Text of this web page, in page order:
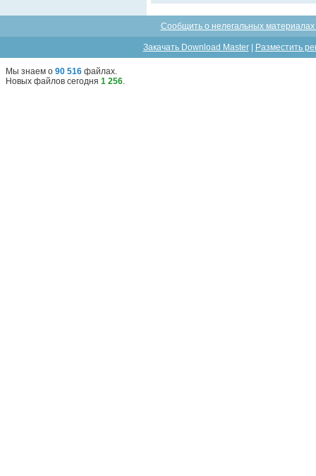
Сообщить о нелегальных
Закачать Download Master| Разместить
Мы знаем о 90 516 файлах.
Новых файлов сегодня 1 256.